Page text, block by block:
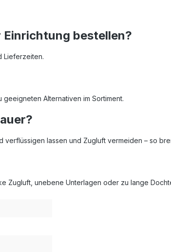
Einrichtung bestellen?
Lieferzeiten.
Alternativen im Sortiment.
lassen und Zugluft vermeiden – so
Zugluft, unebene Unterlagen oder zu lange